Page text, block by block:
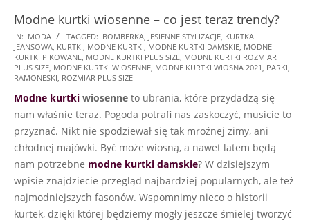
Modne kurtki wiosenne – co jest teraz trendy?
2021-
05-
12
IN: MODA TAGGED: BOMBERKA JESIENNE STYLIZACJE KURTKA
JEANSOWA KURTKI MODNE KURTKI MODNE KURTKI DAMSKIE MODNE
KURTKI PIKOWANE MODNE KURTKI PLUS SIZE MODNE KURTKI ROZMIAR
PLUS SIZE MODNE KURTKI WIOSENNE MODNE KURTKI WIOSNA 2021 PARKI
RAMONESKI ROZMIAR PLUS SIZE
Modne kurtki wiosenne to ubrania, które przydadzą się
nam właśnie teraz. Pogoda potrafi nas zaskoczyć, musicie to
przyznać. Nikt nie spodziewał się tak mroźnej zimy, ani
chłodnej majówki. Być może wiosną, a nawet latem będą
nam potrzebne modne kurtki damskie? W dzisiejszym
wpisie znajdziecie przegląd najbardziej popularnych, ale też
najmodniejszych fasonów. Wspomnimy nieco o historii
kurtek, dzięki której będziemy mogły jeszcze śmielej tworzyć